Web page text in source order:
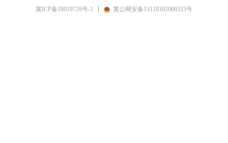
冀ICP备18019729号-1 冀公网安备13118102000323号